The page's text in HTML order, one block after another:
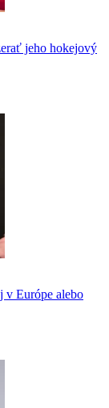
jeho hokejový
v Európe alebo